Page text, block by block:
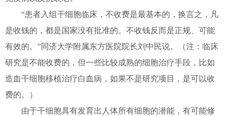
“患者入组干细胞临床，不收费是最基本的，换言之，凡
是收钱的，都是国家没有批准的。不收钱反而是正规、可能
有效的。”同济大学附属东方医院院长刘中民说。（注：临床
研究是不能收费的，但一些比较成熟的细胞治疗手段，比如
造血干细胞移植治疗白血病，如果不是研究项目，是可以收
费的。）
由于干细胞具有发育出人体所有细胞的潜能，有可能修